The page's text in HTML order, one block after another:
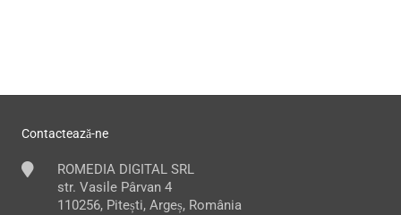
Contactează-ne
ROMEDIA DIGITAL SRL
str. Vasile Pârvan 4
110256, Pitești, Argeș, România